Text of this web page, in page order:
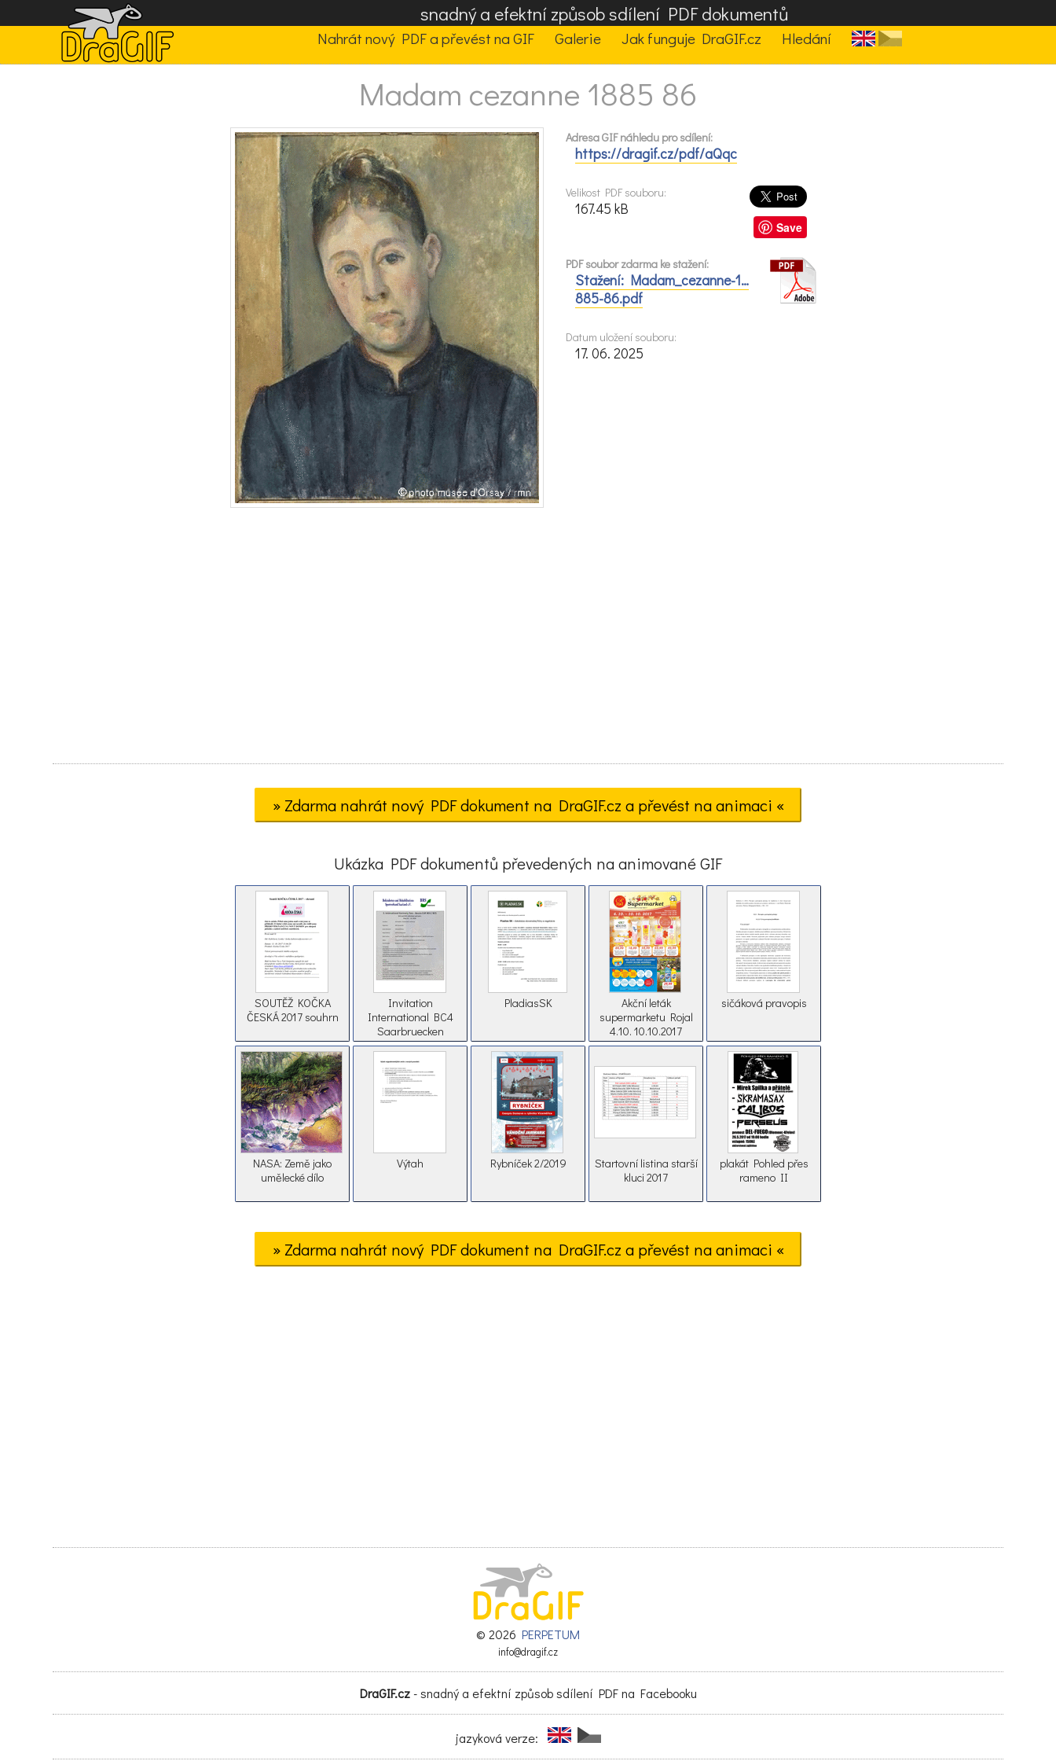
snadný a efektní způsob sdílení PDF dokumentů
Nahrát nový PDF a převést na GIF Galerie Jak funguje DraGIF.cz Hledání
Madam cezanne 1885 86
Adresa GIF náhledu pro sdílení:
https://dragif.cz/pdf/aQqc
Save
Velikost PDF souboru:
167.45 kB
PDF soubor zdarma ke stažení:
Stažení: Madam_cezanne-1…
885-86.pdf
Datum uložení souboru:
17. 06. 2025
» Zdarma nahrát nový PDF dokument na DraGIF.cz a převést na animaci «
Ukázka PDF dokumentů převedených na animované GIF
SOUTĚŽ KOČKA
ČESKÁ 2017 souhrn
Invitation
International BC4
Saarbruecken
GERMANY 2018
PladiasSK
Akční leták
supermarketu Rojal
4.10. 10.10.2017
sičáková pravopis
NASA: Země jako
umělecké dílo
Výtah Rybníček 2/2019
Startovní listina starší
kluci 2017
plakát Pohled přes
rameno II
» Zdarma nahrát nový PDF dokument na DraGIF.cz a převést na animaci «
© 2026 PERPETUM
info@dragif.cz
DraGIF.cz- snadný a efektní způsob sdílení PDF na Facebooku
jazyková verze: